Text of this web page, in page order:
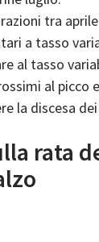
tra
a tasso
al tasso
al picco
la discesa
rata